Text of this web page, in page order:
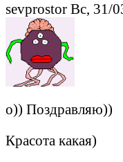
sevprostor Вс, 31/
о)) Поздравляю))
Красота какая)